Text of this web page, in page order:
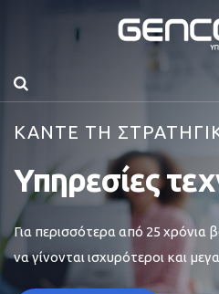
ΚΑΝΤΕ ΤΗ
Υπηρεσίες
Για περισσότερα από 25 χρόνια
να γίνονται ισχυρότεροι και